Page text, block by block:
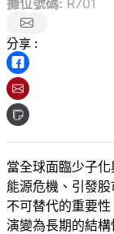
分享 :
當全球面臨少子
能源危機、引發
不可替代的重要
演變為長期的結